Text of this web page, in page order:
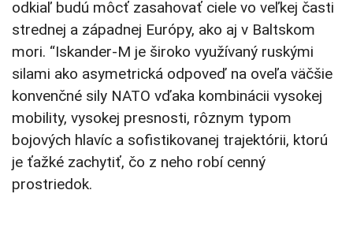
odkiaľ budú môcť zasahovať ciele vo veľkej časti
strednej a západnej Európy, ako aj v Baltskom
mori. “Iskander-M je široko využívaný ruskými
silami ako asymetrická odpoveď na oveľa väčšie
konvenčné sily NATO vďaka kombinácii vysokej
mobility, vysokej presnosti, rôznym typom
bojových hlavíc a sofistikovanej trajektórii, ktorú
je ťažké zachytiť, čo z neho robí cenný
prostriedok.